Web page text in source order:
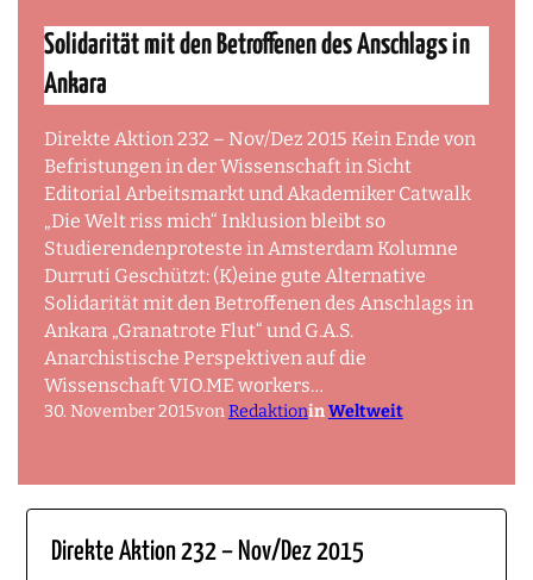
Solidarität mit den Betroffenen des Anschlags in
Ankara
Direkte Aktion 232 – Nov/Dez 2015 Kein Ende von
Befristungen in der Wissenschaft in Sicht
Editorial Arbeitsmarkt und Akademiker Catwalk
„Die Welt riss mich“ Inklusion bleibt so
Studierendenproteste in Amsterdam Kolumne
Durruti Geschützt: (K)eine gute Alternative
Solidarität mit den Betroffenen des Anschlags in
Ankara „Granatrote Flut“ und G.A.S.
Anarchistische Perspektiven auf die
Wissenschaft VIO.ME workers…
30. November 2015vonRedaktioninWeltweit
Direkte Aktion 232 – Nov/Dez 2015